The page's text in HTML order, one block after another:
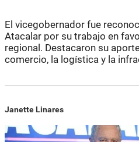
El vicegobernador fue
Atacalar por su trabajo en
regional. Destacaron su
comercio, la logística y la
Janette Linares